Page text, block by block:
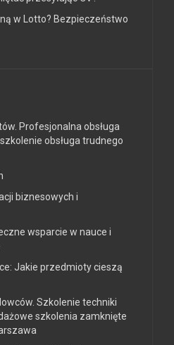
w Lotto? Bezpieczeństwo
Profesjonalna obsługa
obsługa trudnego
biznesowych i
wsparcie w nauce i
Jakie przedmioty cieszą
Szkolenie techniki
szkolenia zamknięte